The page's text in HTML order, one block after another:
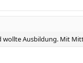
wollte Ausbildung. Mit